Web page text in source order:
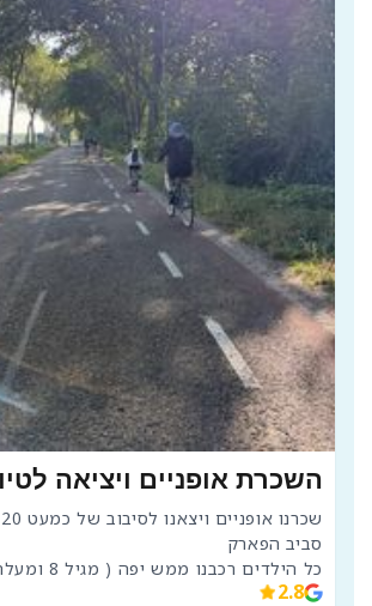
השכרת אופניים ויציאה
כל הילדים רכבנו ממש יפה ( מגיל 8 ומעלה )
2.8